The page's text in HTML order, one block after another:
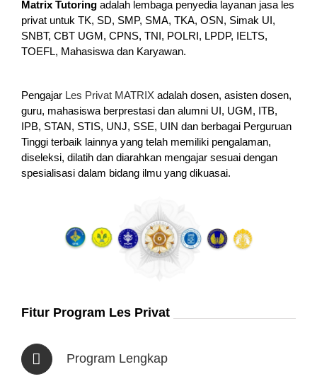
Matrix Tutoring adalah lembaga penyedia layanan jasa les
privat untuk TK, SD, SMP, SMA, TKA, OSN, Simak UI,
SNBT, CBT UGM, CPNS, TNI, POLRI, LPDP, IELTS,
TOEFL, Mahasiswa dan Karyawan.
Pengajar Les Privat MATRIX adalah dosen, asisten dosen,
guru, mahasiswa berprestasi dan alumni UI, UGM, ITB,
IPB, STAN, STIS, UNJ, SSE, UIN dan berbagai Perguruan
Tinggi terbaik lainnya yang telah memiliki pengalaman,
diseleksi, dilatih dan diarahkan mengajar sesuai dengan
spesialisasi dalam bidang ilmu yang dikuasai.
Fitur Program Les Privat
Program Lengkap